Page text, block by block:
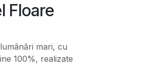
Floare
mari, cu
100%, realizate